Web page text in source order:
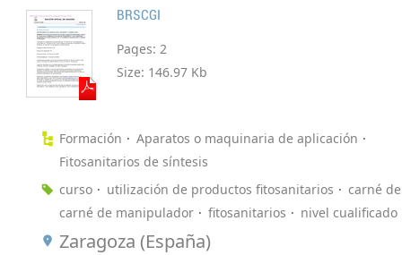
BRSCGI
Pages: 2
Size: 146.97 Kb
Formación
Aparatos o maquinaria de aplicación
Fitosanitarios de síntesis
curso
utilización de productos fitosanitarios
carné
carné de manipulador
fitosanitarios nivel cualificado
Zaragoza (España)